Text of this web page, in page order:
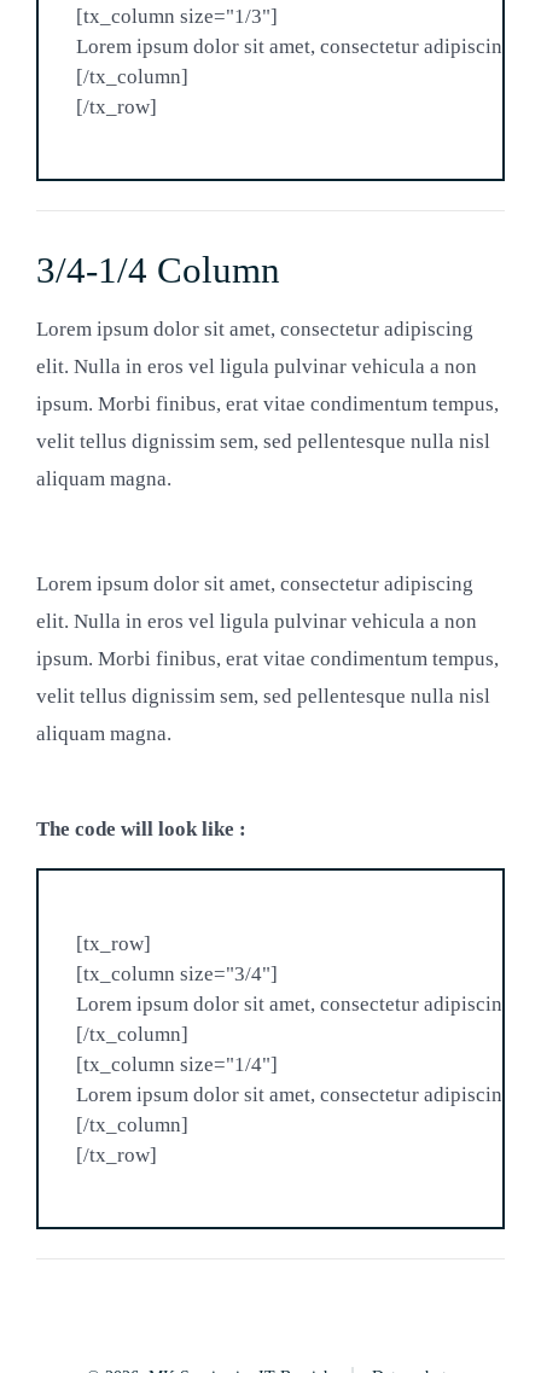
[tx_column size="1/3"]
Lorem ipsum dolor sit amet, consectetur adipiscing
[/tx_column]
3/4-1/4 Column
Lorem ipsum dolor sit amet, consectetur adipiscing
elit. Nulla in eros vel ligula pulvinar vehicula a non
ipsum. Morbi finibus, erat vitae condimentum tempus,
velit tellus dignissim sem, sed pellentesque nulla nisl
aliquam magna.
Lorem ipsum dolor sit amet, consectetur adipiscing
elit. Nulla in eros vel ligula pulvinar vehicula a non
ipsum. Morbi finibus, erat vitae condimentum tempus,
velit tellus dignissim sem, sed pellentesque nulla nisl
aliquam magna.
The code will look like :
[tx_row]
[tx_column size="3/4"]
Lorem ipsum dolor sit amet, consectetur adipiscing
[/tx_column]
[tx_column size="1/4"]
Lorem ipsum dolor sit amet, consectetur adipiscing
[/tx_column]